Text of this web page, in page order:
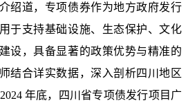
绍道，专项债券作为地方政府发行
于支持基础设施、生态保护、文化
设，具备显著的政策优势与精准的
结合详实数据，深入剖析四川地区
2024 年底，四川省专项债发行项目广